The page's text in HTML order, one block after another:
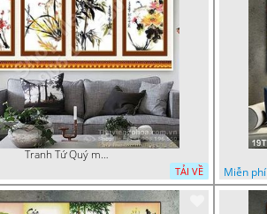
Tranh Tứ Quý mai đào cúc tùng nghệ thuật
TẢI VỀ
Miễn phí